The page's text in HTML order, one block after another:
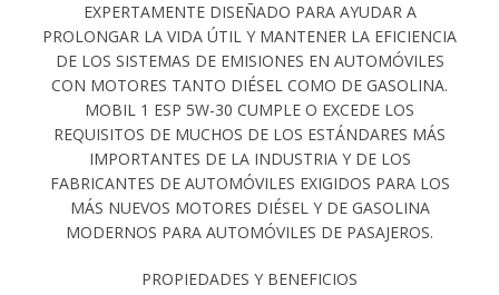
EXPERTAMENTE DISEÑADO PARA AYUDAR A
PROLONGAR LA VIDA ÚTIL Y MANTENER LA EFICIENCIA
DE LOS SISTEMAS DE EMISIONES EN AUTOMÓVILES
CON MOTORES TANTO DIÉSEL COMO DE GASOLINA.
MOBIL 1 ESP 5W-30 CUMPLE O EXCEDE LOS
REQUISITOS DE MUCHOS DE LOS ESTÁNDARES MÁS
IMPORTANTES DE LA INDUSTRIA Y DE LOS
FABRICANTES DE AUTOMÓVILES EXIGIDOS PARA LOS
MÁS NUEVOS MOTORES DIÉSEL Y DE GASOLINA
MODERNOS PARA AUTOMÓVILES DE PASAJEROS.
PROPIEDADES Y BENEFICIOS